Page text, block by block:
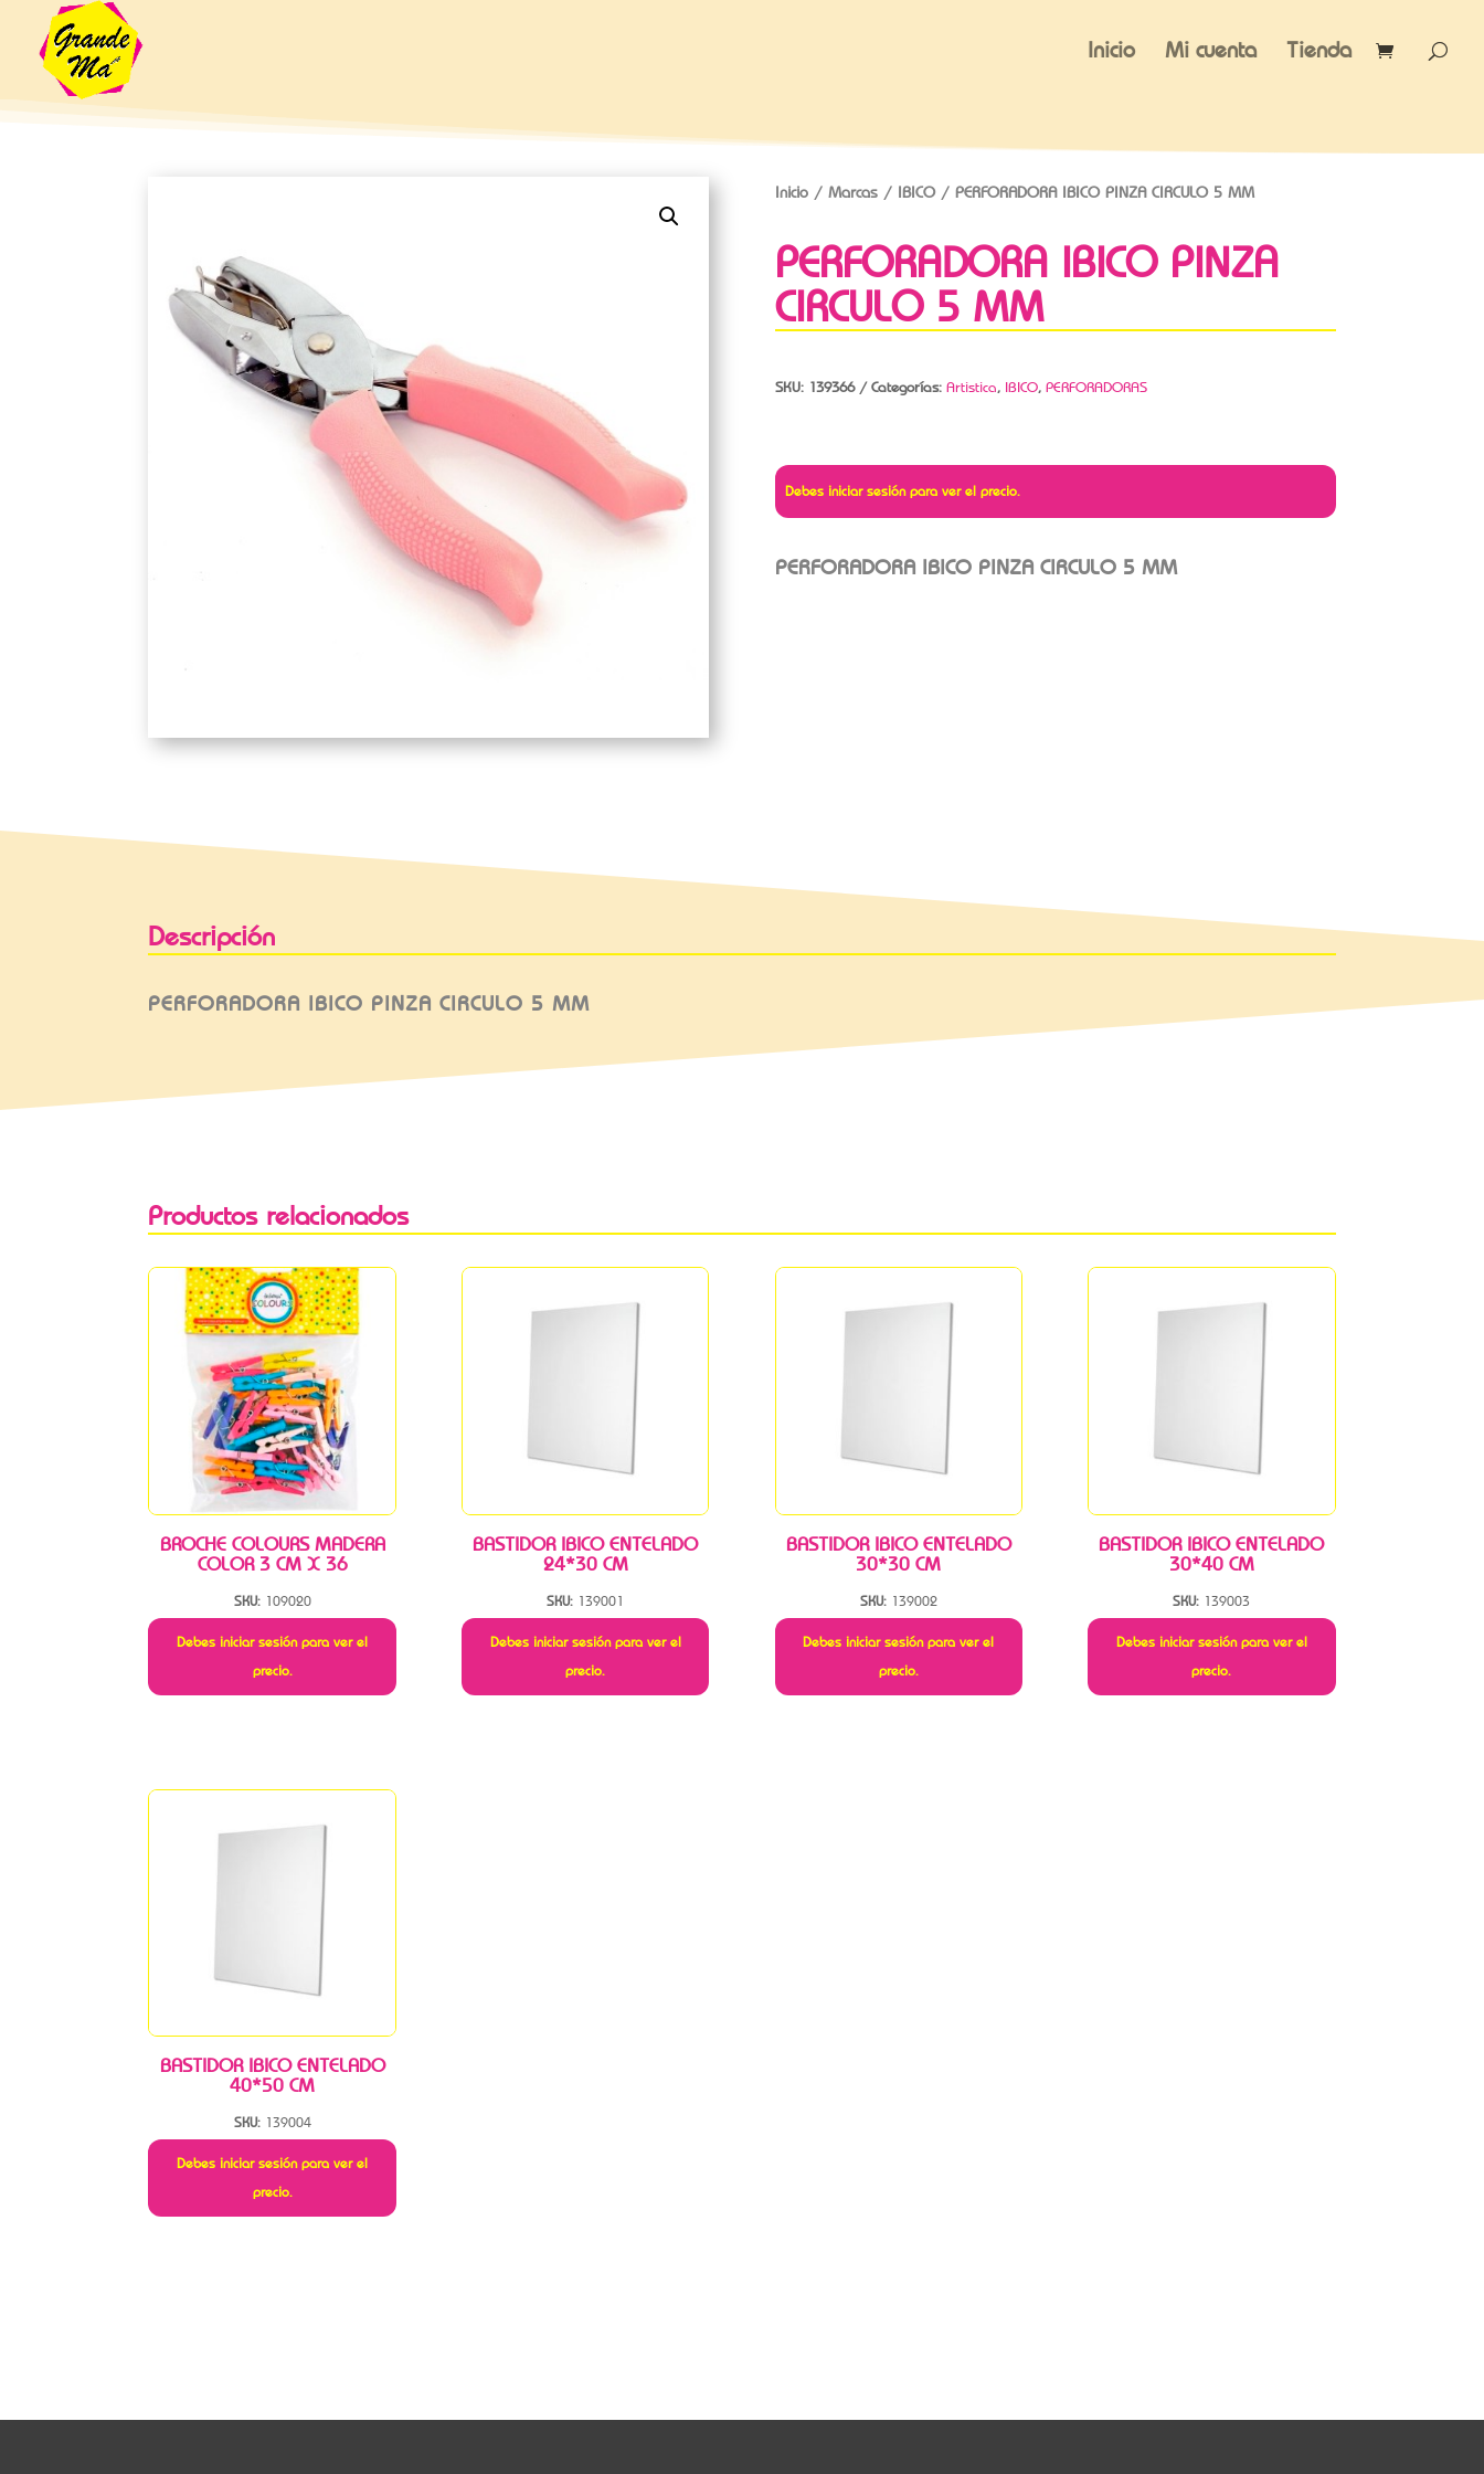
Inicio Mi cuenta Tienda
Inicio/ Marcas/ IBICO/ PERFORADORA IBICO PINZA CIRCULO 5 MM
PERFORADORA IBICO PINZA
CIRCULO 5 MM
SKU: 139366 Categorías: Artistica, IBICO, PERFORADORAS
Debes iniciar sesión para ver el precio.
PERFORADORA IBICO PINZA CIRCULO 5 MM
Descripción
PERFORADORA IBICO PINZA CIRCULO 5 MM
Productos relacionados
BROCHE COLOURS MADERA
COLOR 3 CM X 36
SKU: 109020
Debes iniciar sesión para ver el
precio.
BASTIDOR IBICO ENTELADO
24*30 CM
SKU: 139001
Debes iniciar sesión para ver el
precio.
BASTIDOR IBICO ENTELADO
30*30 CM
SKU: 139002
Debes iniciar sesión para ver el
precio.
BASTIDOR IBICO ENTELADO
30*40 CM
SKU: 139003
Debes iniciar sesión para ver el
precio.
BASTIDOR IBICO ENTELADO
40*50 CM
SKU: 139004
Debes iniciar sesión para ver el
precio.